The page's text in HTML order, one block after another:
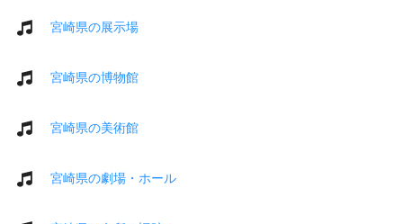
宮崎県の展示場
宮崎県の博物館
宮崎県の美術館
宮崎県の劇場・ホール